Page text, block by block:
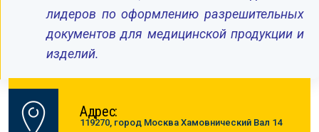
лидеров по оформлению разрешительных
документов для медицинской продукции и
изделий.
Адрес:
119270, город Москва Хамовнический Вал 14